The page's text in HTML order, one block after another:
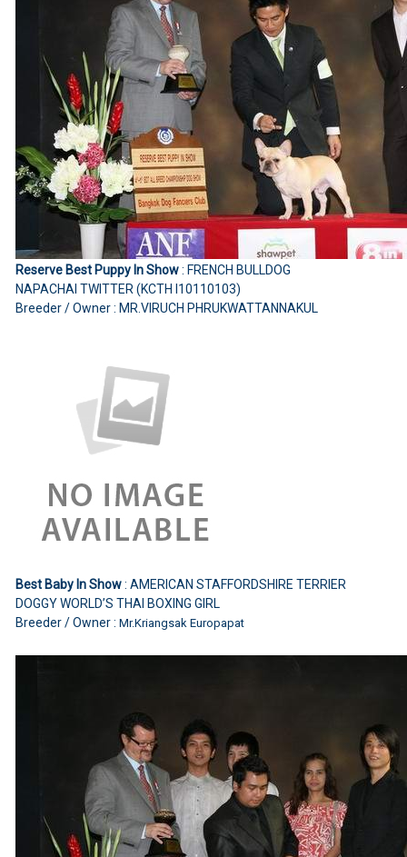
Reserve Best Puppy In Show: FRENCH BULLDOG
NAPACHAI TWITTER (KCTH I10110103)
Breeder / Owner : MR.VIRUCH PHRUKWATTANNAKUL
Best Baby In Show: AMERICAN STAFFORDSHIRE TERRIER
DOGGY WORLD’S THAI BOXING GIRL
Breeder / Owner : Mr.Kriangsak Europapat